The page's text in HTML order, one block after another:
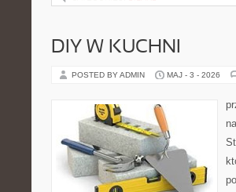
DIY W KUCHNI
POSTED BY ADMIN MAJ - 3 - 2026